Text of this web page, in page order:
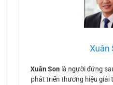
Xuân
Xuân Son là người đứng
phát triển thương hiệu giải